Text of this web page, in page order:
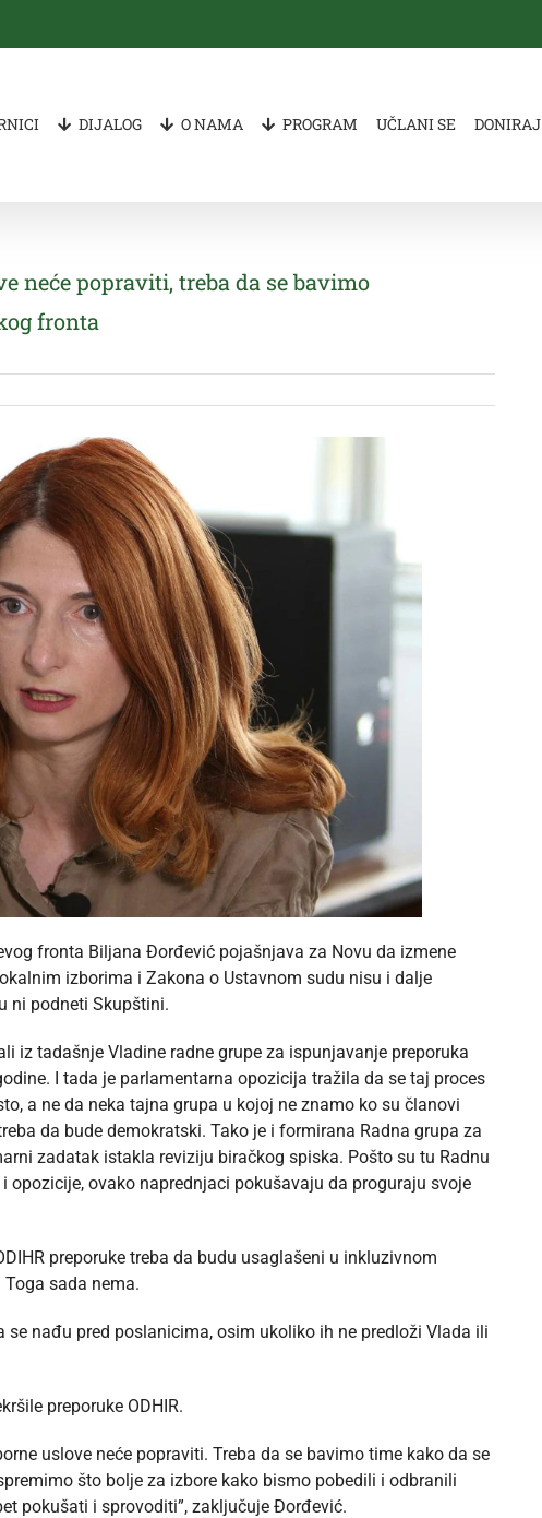
DIJALOG O NAMA PROGRAM UČLANI SE DONIRAJ
neće popraviti, treba da se bavimo
fronta
fronta Biljana Đorđević pojašnjava za Novu da izmene
izborima i Zakona o Ustavnom sudu nisu i dalje
ni podneti Skupštini.
iz tadašnje Vladine radne grupe za ispunjavanje preporuka
I tada je parlamentarna opozicija tražila da se taj proces
a ne da neka tajna grupa u kojoj ne znamo ko su članovi
da bude demokratski. Tako je i formirana Radna grupa za
zadatak istakla reviziju biračkog spiska. Pošto su tu Radnu
ovako naprednjaci pokušavaju da proguraju svoje
preporuke treba da budu usaglašeni u inkluzivnom
sada nema.
nađu pred poslanicima, osim ukoliko ih ne predloži Vlada ili
preporuke ODHIR.
uslove neće popraviti. Treba da se bavimo time kako da se
što bolje za izbore kako bismo pobedili i odbranili
pokušati i sprovoditi”, zaključuje Đorđević.